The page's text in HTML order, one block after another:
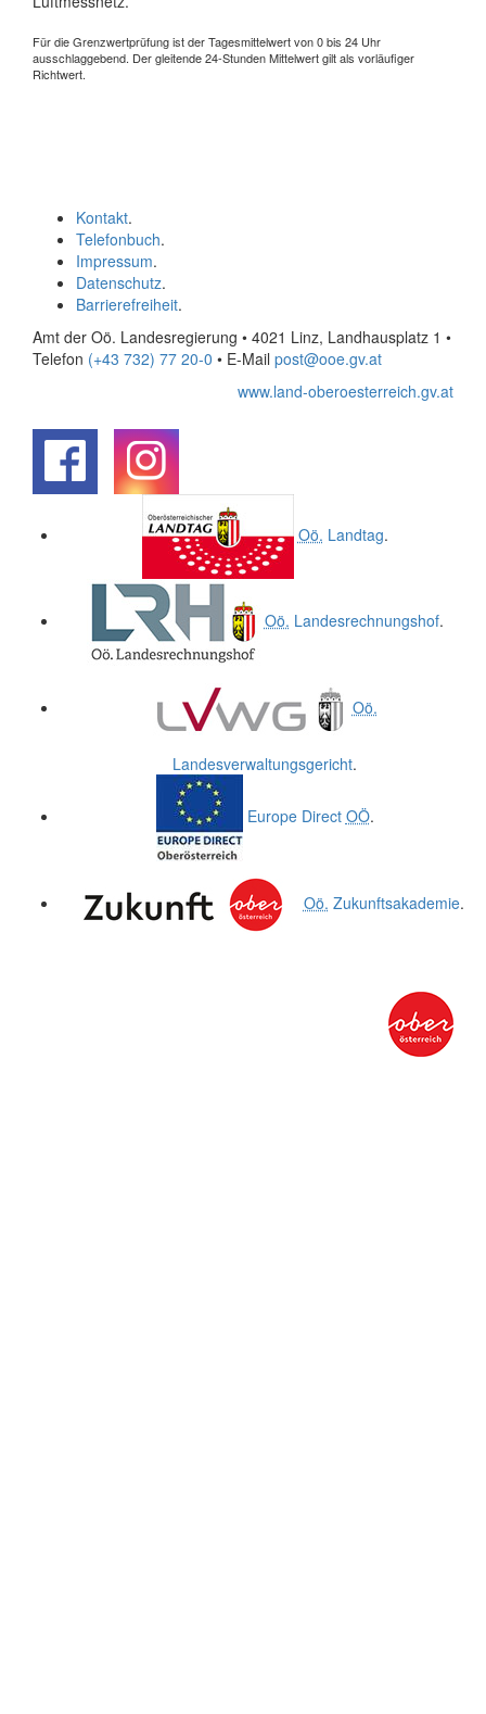
Für die Grenzwertprüfung ist der Tagesmittelwert von 0 bis 24 Uhr
ausschlaggebend. Der gleitende 24-Stunden Mittelwert gilt als vorläufiger
Richtwert.
Kontakt.
Telefonbuch.
Impressum.
Datenschutz.
Barrierefreiheit.
Amt der Oö. Landesregierung • 4021 Linz, Landhausplatz 1 •
Telefon (+43 732) 77 20-0 • E-Mail post@ooe.gv.at
www.land-oberoesterreich.gv.at
Oö. Landtag.
Oö. Landesrechnungshof.
Oö.
Landesverwaltungsgericht.
Europe Direct OÖ.
Oö. Zukunftsakademie.